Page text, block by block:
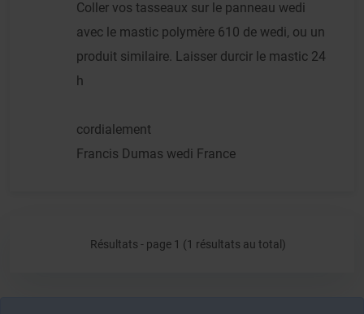
Coller vos tasseaux sur le panneau wedi
avec le mastic polymère 610 de wedi, ou un
produit similaire. Laisser durcir le mastic 24
h
cordialement
Francis Dumas wedi France
Résultats - page 1 (1 résultats au total)